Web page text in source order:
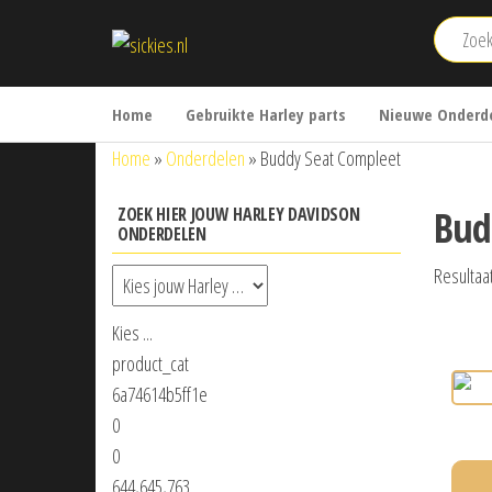
Home Gebruikte Harley parts Nieuwe
Home » Onderdelen » Buddy Seat Compleet
ZOEK HIER JOUW HARLEY DAVIDSON
ONDERDELEN
Kies ...
product_cat
6a74614b5ff1e
0
0
644,645,763